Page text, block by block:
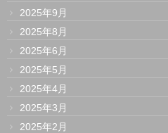
2025年9月
2025年8月
2025年6月
2025年5月
2025年4月
2025年3月
2025年2月